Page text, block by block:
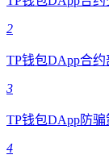
2
TP钱包DApp合
3
TP钱包DApp防
4